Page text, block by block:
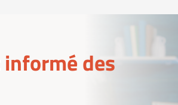
informé des